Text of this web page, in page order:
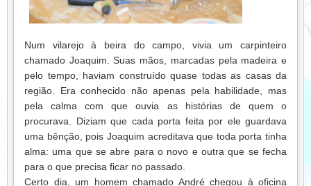
Num vilarejo à beira do campo, vivia um carpinteiro
chamado Joaquim. Suas mãos, marcadas pela madeira e
pelo tempo, haviam construído quase todas as casas da
região. Era conhecido não apenas pela habilidade, mas
pela calma com que ouvia as histórias de quem o
procurava. Diziam que cada porta feita por ele guardava
uma bênção, pois Joaquim acreditava que toda porta tinha
alma: uma que se abre para o novo e outra que se fecha
para o que precisa ficar no passado.
Certo dia, um homem chamado André chegou à oficina